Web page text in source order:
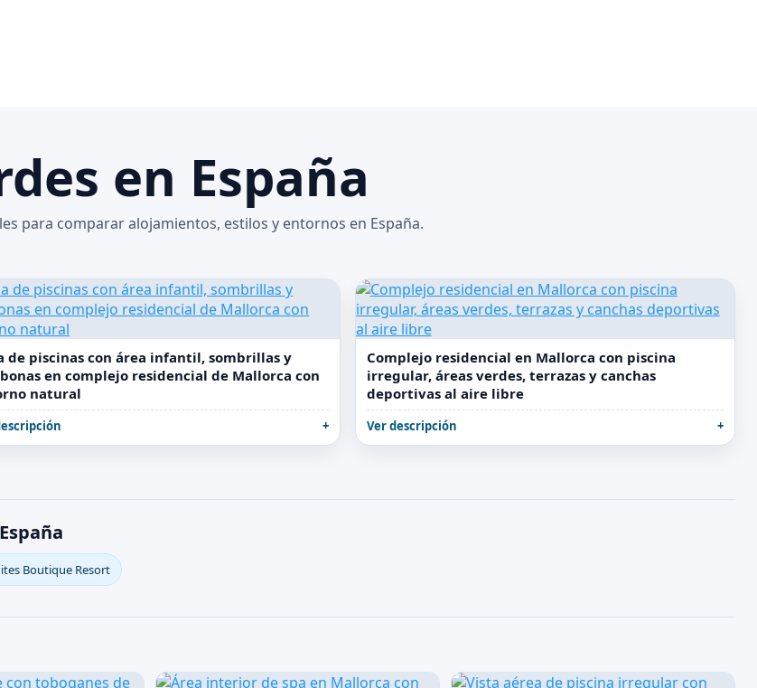
en España
para comparar alojamientos, estilos y entornos en España.
de piscinas con área infantil, sombrillas y
en complejo residencial de Mallorca con
natural
Complejo residencial en Mallorca con piscina
irregular, áreas verdes, terrazas y canchas
deportivas al aire libre
Ver descripción
Boutique Resort